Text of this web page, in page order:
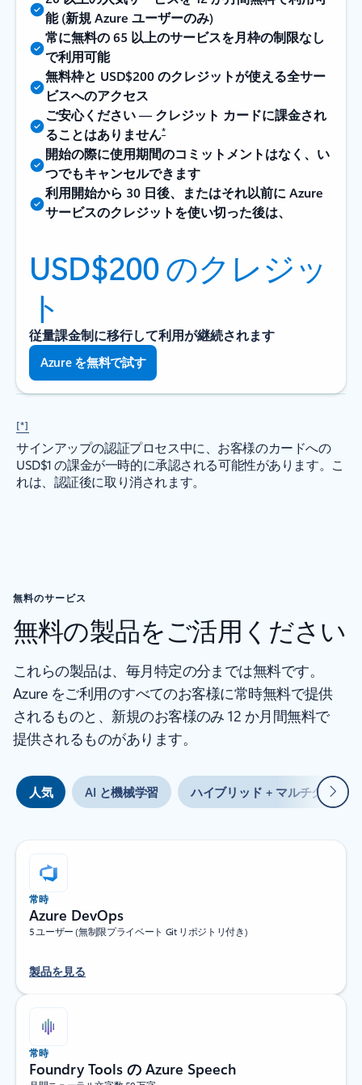
能 (新規 Azure ユーザーのみ)
常に無料の 65 以上のサービスを月枠の制限なし
で利用可能
無料枠と USD$200 のクレジットが使える全サー
ビスへのアクセス
ご安心ください — クレジット カードに課金され
ることはありません*
開始の際に使用期間のコミットメントはなく、い
つでもキャンセルできます
利用開始から 30 日後、またはそれ以前に Azure
サービスのクレジットを使い切った後は、
USD$200 のクレジッ
ト
従量課金制に移行して利用が継続されます
Azure を無料で試す
[*]
サインアップの認証プロセス中に、お客様のカードへの
USD$1 の課金が一時的に承認される可能性があります。こ
れは、認証後に取り消されます。
無料のサービス
無料の製品をご活用ください
これらの製品は、毎月特定の分までは無料です。
Azure をご利用のすべてのお客様に常時無料で提供
されるものと、新規のお客様のみ 12 か月間無料で
提供されるものがあります。
人気 AI と機械学習 ハイブリッド + マルチクラウド
次
常時
Azure DevOps
5 ユーザー (無制限プライベート Git リポジトリ付き)
製品を見る
常時
Foundry Tools の Azure Speech